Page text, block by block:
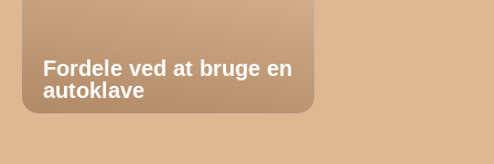
Fordele ved at bruge en
autoklave